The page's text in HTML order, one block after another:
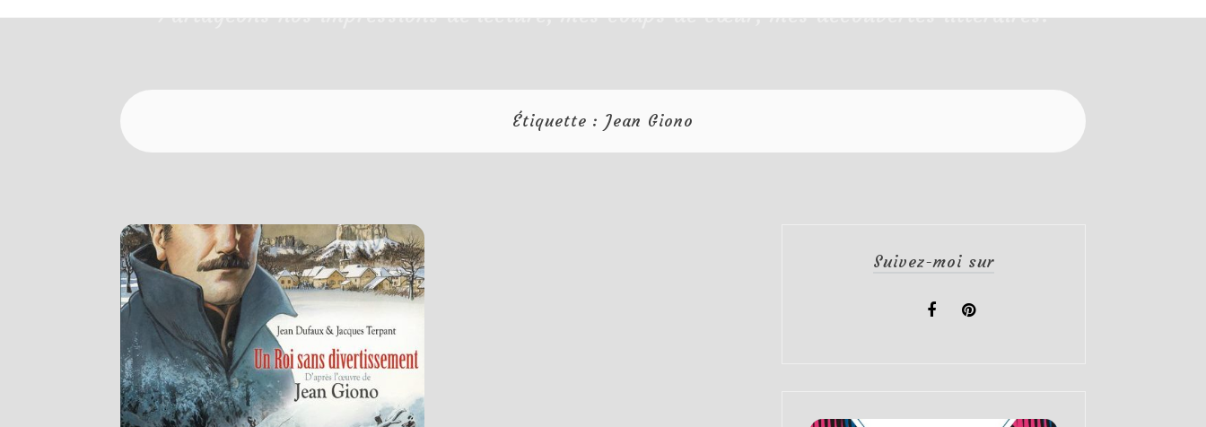
Partageons nos impressions de lecture, mes coups de cœur, mes découvertes littéraires.
Étiquette : Jean Giono
Suivez-moi sur